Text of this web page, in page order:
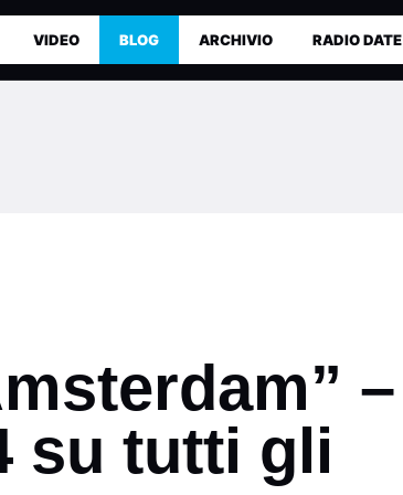
VIDEO BLOG ARCHIVIO RADIO DATE
–
su tutti gli